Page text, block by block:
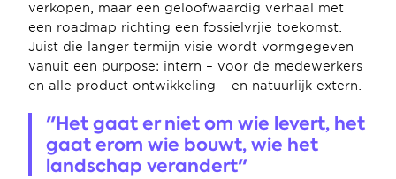
verkopen, maar een geloofwaardig verhaal met
een roadmap richting een fossielvrjie toekomst.
Juist die langer termijn visie wordt vormgegeven
vanuit een purpose: intern – voor de medewerkers
en alle product ontwikkeling – en natuurlijk extern.
"Het gaat er niet om wie levert, het
gaat erom wie bouwt, wie het
landschap verandert"